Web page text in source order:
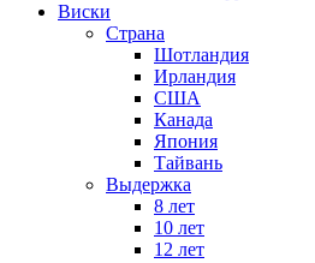
Виски
Страна
Шотландия
Ирландия
США
Канада
Япония
Тайвань
Выдержка
8 лет
10 лет
12 лет